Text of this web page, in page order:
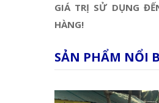
GIÁ TRỊ SỬ DỤNG
HÀNG!
SẢN PHẨM NỔI